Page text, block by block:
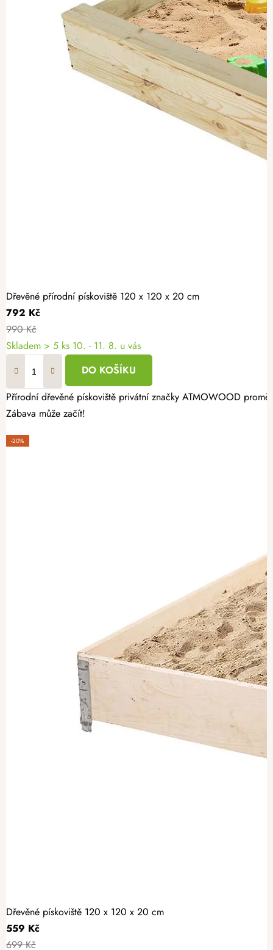
Dřevěné přírodní pískoviště 120 x 120 x 20 cm
792 Kč
990 Kč
Skladem > 5 ks 10. - 11. 8. u vás
DO KOŠÍKU
Přírodní dřevěné pískoviště privátní značky ATMOWOOD
Zábava může začít!
-20%
Dřevěné pískoviště 120 x 120 x 20 cm
559 Kč
699 Kč